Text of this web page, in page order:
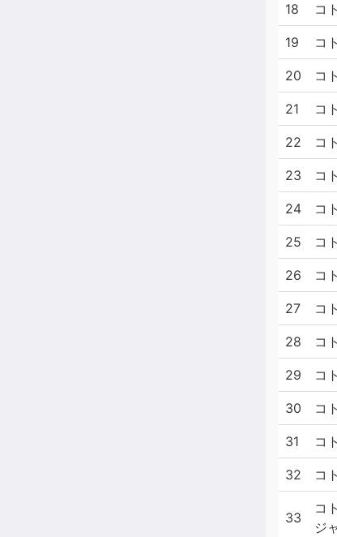
18 コ
19 コ
20 コ
21 コ
22 コ
23 コ
24 コ
25 コ
26 コ
27 コ
28 コ
29 コ
30 コ
31 コ
32 コ
33
コ
ジ